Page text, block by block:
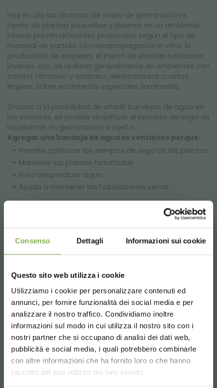
Consenso Dettagli Informazioni sui cookie
Questo sito web utilizza i cookie
Utilizziamo i cookie per personalizzare contenuti ed
annunci, per fornire funzionalità dei social media e per
analizzare il nostro traffico. Condividiamo inoltre
informazioni sul modo in cui utilizza il nostro sito con i
nostri partner che si occupano di analisi dei dati web,
pubblicità e social media, i quali potrebbero combinarle
con altre informazioni che ha fornito loro o che hanno
raccolto dal suo utilizzo dei loro servizi.
Hoy en día las técnicas de vivero de germinación e
injerto de plantas pequeñas y jóvenes en un ambiente
interior prevén diferentes protocolos según el tipo de
material de partida. La micropropagación in vitro, la
producción de esquejes, el injerto de plantas hortícolas
jóvenes, etc., se realizan generalmente en ambientes con
control climático y sanitario, denominados cuartos
limpios, sobre estanterías especiales iluminadas.
Gracias a la posibilidad de añadir bandejas de agua en
los estantes, es posible simplificar el proceso de riego de
las plantas en germinación o injerto.
Agregar una bandeja de agua es ventajoso porque:
Permite optimizar los tiempos de riego de las plantas.
Mantiene las plantas hidratadas
Evita desperdiciar agua
Ayuda a mantener las habitaciones secas
Las ventajas del cultivo interior con carros de rejilla
Organizzazione Orlandelli y luces LED para germinación e
injerto
Carros optimizados para floricultura y cultivo de
Plantas más sanas y bonitas
Tipos de uso del espectro de luz blanca fría:
Injerto (por ejemplo, variedades de melón, tomate ...)
Guardería
Germinación
Experimentación (p. Ej., Acondicionamiento para el
invierno: ensayos experimentales sobre variedades a
Choose the country you are in and your
language for a better browsing experience
DESCARGAR
FICHA TÉCNICA